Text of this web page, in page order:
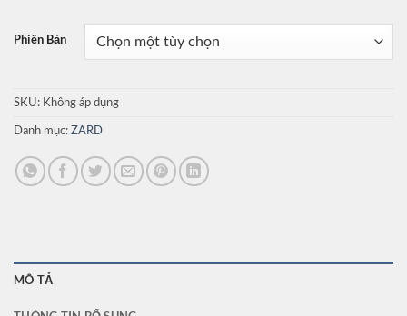
Phiên Bản
SKU: Không áp dụng
Danh mục: ZARD
MÔ TẢ